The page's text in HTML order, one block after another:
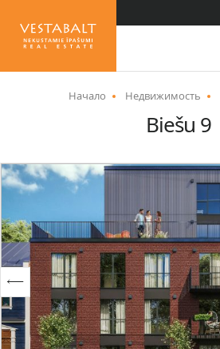
НОВОСТИ
УСЛУГИ
ВИД НА ЖИТЕЛЬСТВО
Начало Недвижимость
Biešu 9